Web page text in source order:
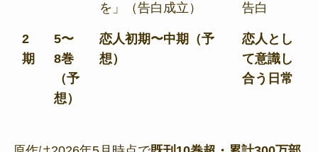
を」（告白成立）
告白
2
期
5〜
8巻
（予
想）
恋人初期〜中期（予
想）
恋人とし
て意識し
合う日常